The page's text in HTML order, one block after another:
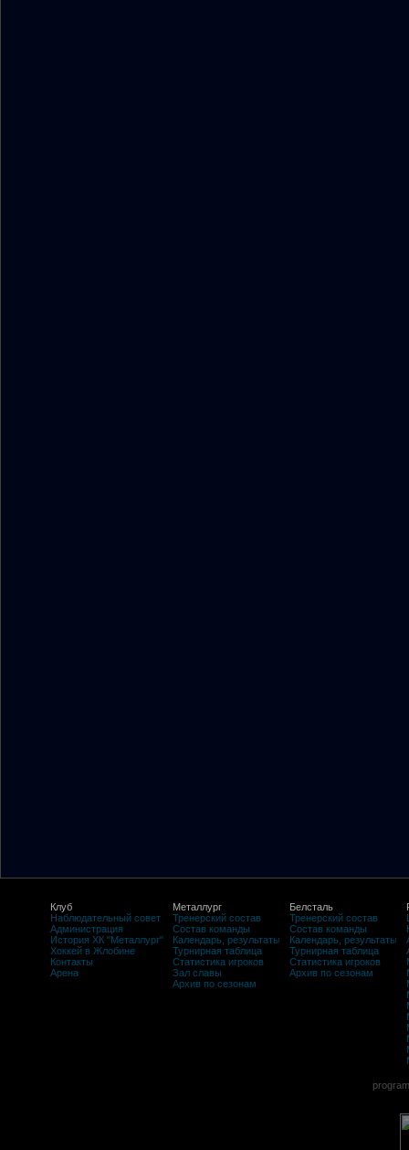
Клуб
Наблюдательный совет
Администрация
История ХК "Металлург"
Хоккей в Жлобине
Контакты
Арена
Металлург
Тренерский состав
Состав команды
Календарь, результаты
Турнирная таблица
Статистика игроков
Зал славы
Архив по сезонам
Белсталь
Тренерский состав
Состав команды
Календарь, результаты
Турнирная таблица
Статистика игроков
Архив по сезонам